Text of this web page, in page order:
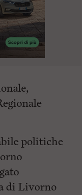
politiche
di Livorno